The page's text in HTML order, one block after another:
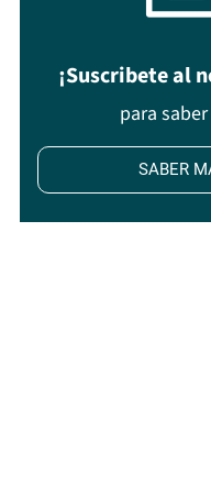
¡Suscribete al
para
SABER